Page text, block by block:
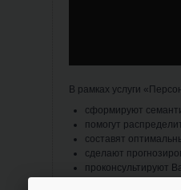
В рамках услуги
сформируют
помогут
составят
сделают
проконсультируют